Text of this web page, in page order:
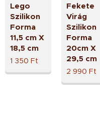
Lego
Szilikon
Forma
11,5 cm X
18,5 cm
1 350 Ft
Fekete
Virág
Szilikon
Forma
20cm X
29,5 cm
2 990 Ft